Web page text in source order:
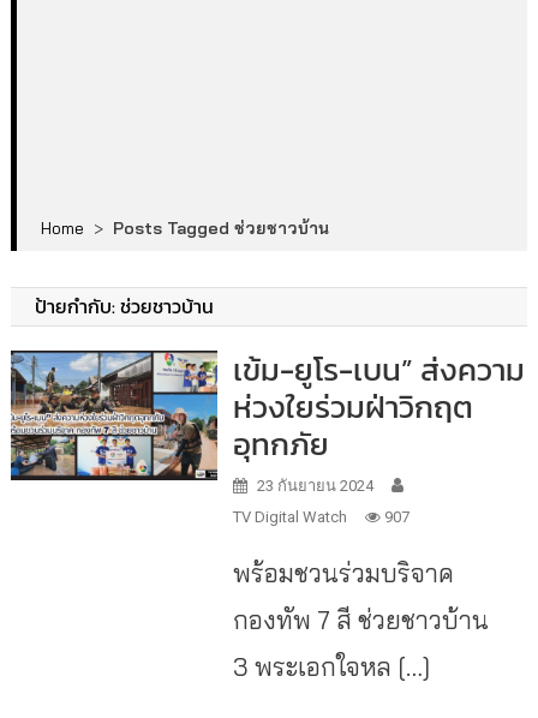
Home > Posts Tagged ช่วยชาวบ้าน
ป้ายกำกับ:ช่วยชาวบ้าน
เข้ม-ยูโร-เบน” ส่งความ
ห่วงใยร่วมฝ่าวิกฤต
อุทกภัย
23 กันยายน 2024
TV Digital Watch
907
พร้อมชวนร่วมบริจาค
กองทัพ 7 สี ช่วยชาวบ้าน
3 พระเอกใจหล […]